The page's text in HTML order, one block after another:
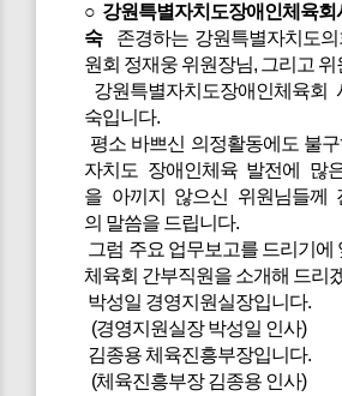
○강원특별자치도장애인체육회
숙존경하는 강원특별자치도의
원회 정재웅 위원장님, 그리고 위
강원특별자치도장애인체육회
숙입니다.
평소 바쁘신 의정활동에도 불
자치도 장애인체육 발전에 많
을 아끼지 않으신 위원님들께
의 말씀을 드립니다.
그럼 주요 업무보고를 드리기에
체육회 간부직원을 소개해 드리
박성일 경영지원실장입니다.
(경영지원실장 박성일 인사)
김종용 체육진흥부장입니다.
(체육진흥부장 김종용 인사)